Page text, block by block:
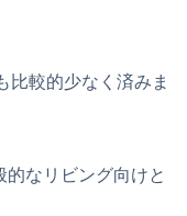
比較的少なく済みま
なリビング向けと